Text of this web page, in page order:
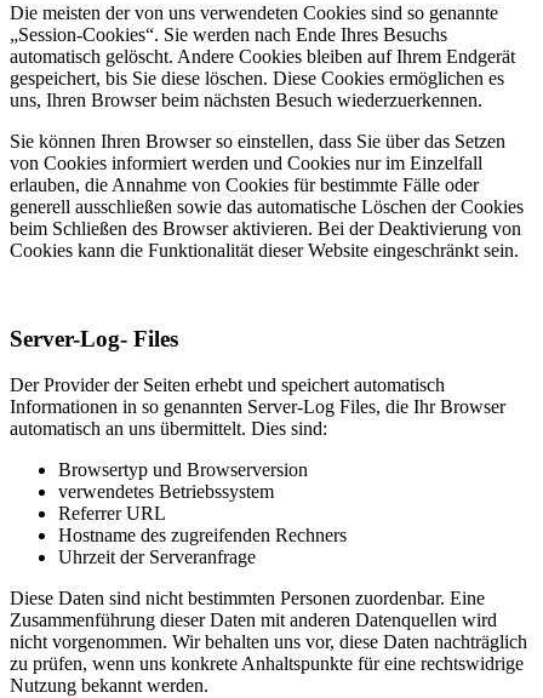
Die meisten der von uns verwendeten Cookies sind so genannte
„Session-Cookies“. Sie werden nach Ende Ihres Besuchs
automatisch gelöscht. Andere Cookies bleiben auf Ihrem Endgerät
gespeichert, bis Sie diese löschen. Diese Cookies ermöglichen es
uns, Ihren Browser beim nächsten Besuch wiederzuerkennen.
Sie können Ihren Browser so einstellen, dass Sie über das Setzen
von Cookies informiert werden und Cookies nur im Einzelfall
erlauben, die Annahme von Cookies für bestimmte Fälle oder
generell ausschließen sowie das automatische Löschen der Cookies
beim Schließen des Browser aktivieren. Bei der Deaktivierung von
Cookies kann die Funktionalität dieser Website eingeschränkt sein.
Server-Log- Files
Der Provider der Seiten erhebt und speichert automatisch
Informationen in so genannten Server-Log Files, die Ihr Browser
automatisch an uns übermittelt. Dies sind:
Browsertyp und Browserversion
verwendetes Betriebssystem
Referrer URL
Hostname des zugreifenden Rechners
Uhrzeit der Serveranfrage
Diese Daten sind nicht bestimmten Personen zuordenbar. Eine
Zusammenführung dieser Daten mit anderen Datenquellen wird
nicht vorgenommen. Wir behalten uns vor, diese Daten nachträglich
zu prüfen, wenn uns konkrete Anhaltspunkte für eine rechtswidrige
Nutzung bekannt werden.